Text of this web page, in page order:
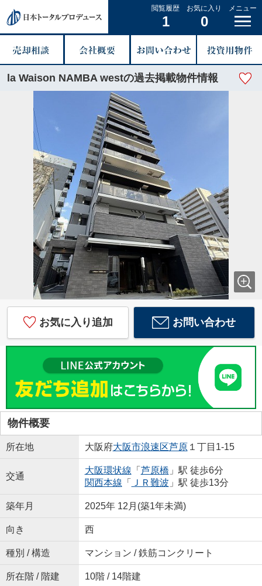
閲覧履歴
1
お気に入り
0
メニュー
la Waison NAMBA westの過去掲載物件情報
お気に入り追加 お問い合わせ
物件概要
所在地 大阪府大阪市浪速区芦原１丁目1-15
交通
大阪環状線 「 芦原橋 」駅 徒歩6分
関西本線 「 ＪＲ難波 」駅 徒歩13分
築年月 2025年 12月(築1年未満)
向き 西
種別 / 構造 マンション / 鉄筋コンクリート
所在階 / 階建 10階 / 14階建